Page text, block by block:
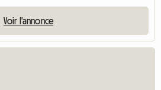
Voir l'annonce